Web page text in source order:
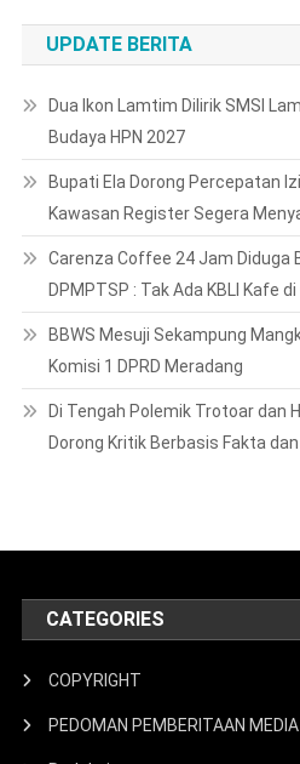
UPDATE BERITA
Dua Ikon Lamtim Dilirik SMSI
Budaya HPN 2027
Bupati Ela Dorong Percepatan
Kawasan Register Segera
Carenza Coffee 24 Jam Diduga
DPMPTSP : Tak Ada KBLI Kafe di
BBWS Mesuji Sekampung
Komisi 1 DPRD Meradang
Di Tengah Polemik Trotoar dan
Dorong Kritik Berbasis Fakta
CATEGORIES
COPYRIGHT
PEDOMAN PEMBERITAAN